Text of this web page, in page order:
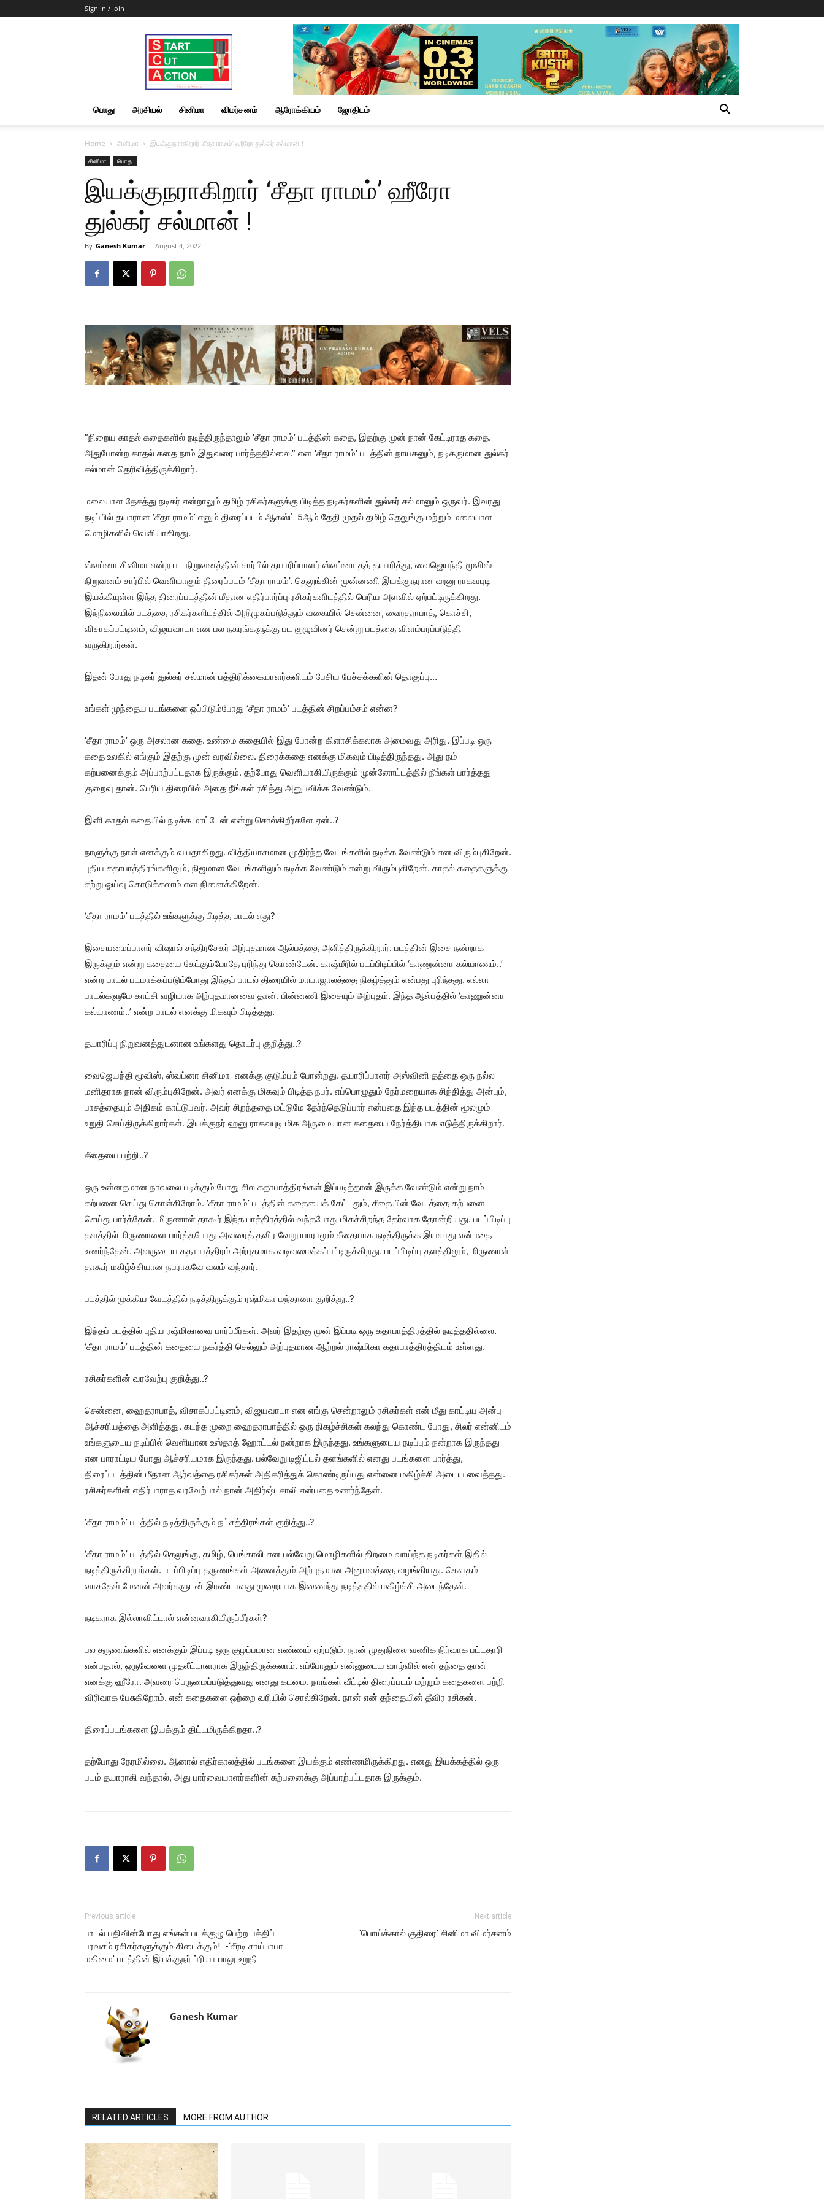
Sign in / Join
Start
Cut
Action
|
News
&
பொது அரசியல் சினிமா விமர்சனம் ஆரோக்கியம் ஜோதிடம்
Home சினிமா இயக்குநராகிறார் ‘சீதா ராமம்’ ஹீரோ துல்கர் சல்மான் !
சினிமா பொது
இயக்குநராகிறார் ‘சீதா ராமம்’ ஹீரோ
துல்கர் சல்மான் !
By Ganesh Kumar - August 4, 2022
”நிறைய காதல் கதைகளில் நடித்திருந்தாலும் ‘சீதா ராமம்’ படத்தின் கதை, இதற்கு முன் நான் கேட்டிராத கதை.
அதுபோன்ற காதல் கதை நாம் இதுவரை பார்த்ததில்லை.” என ‘சீதா ராமம்’ படத்தின் நாயகனும், நடிகருமான துல்கர்
சல்மான் தெரிவித்திருக்கிறார்.
மலையாள தேசத்து நடிகர் என்றாலும் தமிழ் ரசிகர்களுக்கு பிடித்த நடிகர்களின் துல்கர் சல்மானும் ஒருவர். இவரது
நடிப்பில் தயாரான ‘சீதா ராமம்’ எனும் திரைப்படம் ஆகஸ்ட் 5ஆம் தேதி முதல் தமிழ் தெலுங்கு மற்றும் மலையாள
மொழிகளில் வெளியாகிறது.
ஸ்வப்னா சினிமா என்ற பட நிறுவனத்தின் சார்பில் தயாரிப்பாளர் ஸ்வப்னா தத் தயாரித்து, வைஜெயந்தி மூவிஸ்
நிறுவனம் சார்பில் வெளியாகும் திரைப்படம் ‘சீதா ராமம்’. தெலுங்கின் முன்னணி இயக்குநரான ஹனு ராகவபுடி
இயக்கியுள்ள இந்த திரைப்படத்தின் மீதான எதிர்பார்ப்பு ரசிகர்களிடத்தில் பெரிய அளவில் ஏற்பட்டிருக்கிறது.
இந்நிலையில் படத்தை ரசிகர்களிடத்தில் அறிமுகப்படுத்தும் வகையில் சென்னை, ஹைதராபாத், கொச்சி,
விசாகப்பட்டினம், விஜயவாடா என பல நகரங்களுக்கு பட குழுவினர் சென்று படத்தை விளம்பரப்படுத்தி
வருகிறார்கள்.
இதன் போது நடிகர் துல்கர் சல்மான் பத்திரிக்கையாளர்களிடம் பேசிய பேச்சுக்களின் தொகுப்பு…
உங்கள் முந்தைய படங்களை ஒப்பிடும்போது ‘சீதா ராமம்’ படத்தின் சிறப்பம்சம் என்ன?
‘சீதா ராமம்’ ஒரு அசலான கதை. உண்மை கதையில் இது போன்ற கிளாசிக்கலாக அமைவது அரிது. இப்படி ஒரு
கதை உலகில் எங்கும் இதற்கு முன் வரவில்லை. திரைக்கதை எனக்கு மிகவும் பிடித்திருந்தது. அது நம்
கற்பனைக்கும் அப்பாற்பட்டதாக இருக்கும். தற்போது வெளியாகியிருக்கும் முன்னோட்டத்தில் நீங்கள் பார்த்தது
குறைவு தான். பெரிய திரையில் அதை நீங்கள் ரசித்து அனுபவிக்க வேண்டும்.
இனி காதல் கதையில் நடிக்க மாட்டேன் என்று சொல்கிறீர்களே ஏன்..?
நாளுக்கு நாள் எனக்கும் வயதாகிறது. வித்தியாசமான முதிர்ந்த வேடங்களில் நடிக்க வேண்டும் என விரும்புகிறேன்.
புதிய கதாபாத்திரங்களிலும், நிஜமான வேடங்களிலும் நடிக்க வேண்டும் என்று விரும்புகிறேன். காதல் கதைகளுக்கு
சற்று ஓய்வு கொடுக்கலாம் என நினைக்கிறேன்.
‘சீதா ராமம்’ படத்தில் உங்களுக்கு பிடித்த பாடல் எது?
இசையமைப்பாளர் விஷால் சந்திரசேகர் அற்புதமான ஆல்பத்தை அளித்திருக்கிறார். படத்தின் இசை நன்றாக
இருக்கும் என்று கதையை கேட்கும்போதே புரிந்து கொண்டேன். காஷ்மீரில் படப்பிடிப்பில் ‘காணுன்னா கல்யாணம்..’
என்ற பாடல் படமாக்கப்படும்போது இந்தப் பாடல் திரையில் மாயாஜாலத்தை நிகழ்த்தும் என்பது புரிந்தது. எல்லா
பாடல்களுமே காட்சி வழியாக அற்புதமானவை தான். பின்னணி இசையும் அற்புதம். இந்த ஆல்பத்தில் ‘காணுன்னா
கல்யாணம்..’ என்ற பாடல் எனக்கு மிகவும் பிடித்தது.
தயாரிப்பு நிறுவனத்துடனான உங்களது தொடர்பு குறித்து..?
வைஜெயந்தி மூவிஸ், ஸ்வப்னா சினிமா எனக்கு குடும்பம் போன்றது. தயாரிப்பாளர் அஸ்வினி தத்தை ஒரு நல்ல
மனிதராக நான் விரும்புகிறேன். அவர் எனக்கு மிகவும் பிடித்த நபர். எப்பொழுதும் நேர்மறையாக சிந்தித்து அன்பும்,
பாசத்தையும் அதிகம் காட்டுபவர். அவர் சிறந்ததை மட்டுமே தேர்ந்தெடுப்பார் என்பதை இந்த படத்தின் மூலமும்
உறுதி செய்திருக்கிறார்கள். இயக்குநர் ஹனு ராகவபுடி மிக அருமையான கதையை நேர்த்தியாக எடுத்திருக்கிறார்.
சீதையை பற்றி..?
ஒரு உன்னதமான நாவலை படிக்கும் போது சில கதாபாத்திரங்கள் இப்படித்தான் இருக்க வேண்டும் என்று நாம்
கற்பனை செய்து கொள்கிறோம். ‘சீதா ராமம்’ படத்தின் கதையைக் கேட்டதும், சீதையின் வேடத்தை கற்பனை
செய்து பார்த்தேன். மிருணாள் தாகூர் இந்த பாத்திரத்தில் வந்தபோது மிகச்சிறந்த தேர்வாக தோன்றியது. படப்பிடிப்பு
தளத்தில் மிருணாளை பார்த்தபோது அவரைத் தவிர வேறு யாராலும் சீதையாக நடித்திருக்க இயலாது என்பதை
உணர்ந்தேன். அவருடைய கதாபாத்திரம் அற்புதமாக வடிவமைக்கப்பட்டிருக்கிறது. படப்பிடிப்பு தளத்திலும், மிருணாள்
தாகூர் மகிழ்ச்சியான நபராகவே வலம் வந்தார்.
படத்தில் முக்கிய வேடத்தில் நடித்திருக்கும் ரஷ்மிகா மந்தானா குறித்து..?
இந்தப் படத்தில் புதிய ரஷ்மிகாவை பார்ப்பீர்கள். அவர் இதற்கு முன் இப்படி ஒரு கதாபாத்திரத்தில் நடித்ததில்லை.
‘சீதா ராமம்’ படத்தின் கதையை நகர்த்தி செல்லும் அற்புதமான ஆற்றல் ராஷ்மிகா கதாபாத்திரத்திடம் உள்ளது.
ரசிகர்களின் வரவேற்பு குறித்து..?
சென்னை, ஹைதராபாத், விசாகப்பட்டினம், விஜயவாடா என எங்கு சென்றாலும் ரசிகர்கள் என் மீது காட்டிய அன்பு
ஆச்சரியத்தை அளித்தது. கடந்த முறை ஹைதராபாத்தில் ஒரு நிகழ்ச்சிகள் கலந்து கொண்ட போது, சிலர் என்னிடம்
உங்களுடைய நடிப்பில் வெளியான உஸ்தாத் ஹோட்டல் நன்றாக இருந்தது. உங்களுடைய நடிப்பும் நன்றாக இருந்தது
என பாராட்டிய போது ஆச்சரியமாக இருந்தது. பல்வேறு டிஜிட்டல் தளங்களில் எனது படங்களை பார்த்து,
திரைப்படத்தின் மீதான ஆர்வத்தை ரசிகர்கள் அதிகரித்துக் கொண்டிருப்பது என்னை மகிழ்ச்சி அடைய வைத்தது.
ரசிகர்களின் எதிர்பாராத வரவேற்பால் நான் அதிர்ஷ்டசாலி என்பதை உணர்ந்தேன்.
‘சீதா ராமம்’ படத்தில் நடித்திருக்கும் நட்சத்திரங்கள் குறித்து..?
‘சீதா ராமம்’ படத்தில் தெலுங்கு, தமிழ், பெங்காலி என பல்வேறு மொழிகளில் திறமை வாய்ந்த நடிகர்கள் இதில்
நடித்திருக்கிறார்கள். படப்பிடிப்பு தருணங்கள் அனைத்தும் அற்புதமான அனுபவத்தை வழங்கியது. கௌதம்
வாசுதேவ் மேனன் அவர்களுடன் இரண்டாவது முறையாக இணைந்து நடித்ததில் மகிழ்ச்சி அடைந்தேன்.
நடிகராக இல்லாவிட்டால் என்னவாகியிருப்பீர்கள்?
பல தருணங்களில் எனக்கும் இப்படி ஒரு குழப்பமான எண்ணம் ஏற்படும். நான் முதுநிலை வணிக நிர்வாக பட்டதாரி
என்பதால், ஒருவேளை முதலீட்டாளராக இருந்திருக்கலாம். எப்போதும் என்னுடைய வாழ்வில் என் தந்தை தான்
எனக்கு ஹீரோ. அவரை பெருமைப்படுத்துவது எனது கடமை. நாங்கள் வீட்டில் திரைப்படம் மற்றும் கதைகளை பற்றி
விரிவாக பேசுகிறோம். என் கதைகளை ஒற்றை வரியில் சொல்கிறேன். நான் என் தந்தையின் தீவிர ரசிகன்.
திரைப்படங்களை இயக்கும் திட்டமிருக்கிறதா..?
தற்போது நேரமில்லை. ஆனால் எதிர்காலத்தில் படங்களை இயக்கும் எண்ணமிருக்கிறது. எனது இயக்கத்தில் ஒரு
படம் தயாராகி வந்தால், அது பார்வையாளர்களின் கற்பனைக்கு அப்பாற்பட்டதாக இருக்கும்.
Previous article
பாடல் பதிவின்போது எங்கள் படக்குழு பெற்ற பக்திப்
பரவசம் ரசிகர்களுக்கும் கிடைக்கும்! -‘சீரடி சாய்பாபா
மகிமை’ படத்தின் இயக்குநர் ப்ரியா பாலு உறுதி
Next article
‘பொய்க்கால் குதிரை’ சினிமா விமர்சனம்
Ganesh Kumar
RELATED ARTICLES MORE FROM AUTHOR